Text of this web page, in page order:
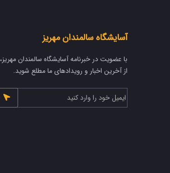
آسایشگاه سالمندان مهریز
با عضویت در خبرنامه آسایشگاه سالمندان مهریز،
از آخرین اخبار و رویدادهای ما مطلع شوید.